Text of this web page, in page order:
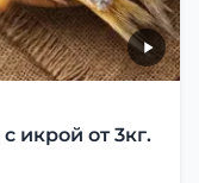
икрой от 3кг.